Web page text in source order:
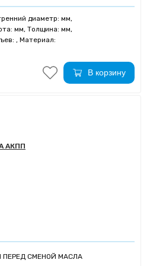
диаметр: мм,
мм, Толщина: мм,
, Материал:
В корзину
АКПП
ПЕРЕД СМЕНОЙ МАСЛА